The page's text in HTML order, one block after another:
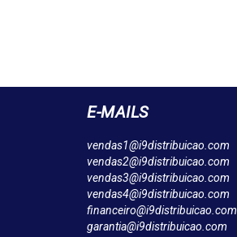
E-MAILS
vendas1@i9distribuicao.com
vendas2@i9distribuicao.com
vendas3@i9distribuicao.com
vendas4@i9distribuicao.com
financeiro@i9distribuicao.com
garantia@i9distribuicao.com